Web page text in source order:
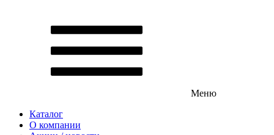
Меню
Каталог
О компании